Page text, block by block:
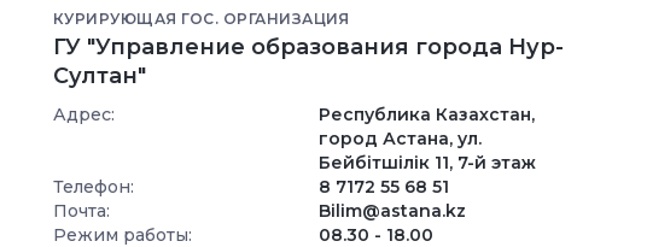
КУРИРУЮЩАЯ ГОС. ОРГАНИЗАЦИЯ
ГУ "Управление образования города Нур-
Султан"
Адрес:
Республика Казахстан,
город Астана, ул.
Бейбiтшiлiк 11, 7-й этаж
Телефон:
8 7172 55 68 51
Почта:
Bilim@astana.kz
Режим работы:
08.30 - 18.00